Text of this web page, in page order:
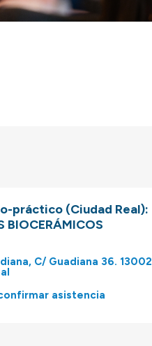
práctico (Ciudad Real):
BIOCERÁMICOS
C/ Guadiana 36. 13002
asistencia